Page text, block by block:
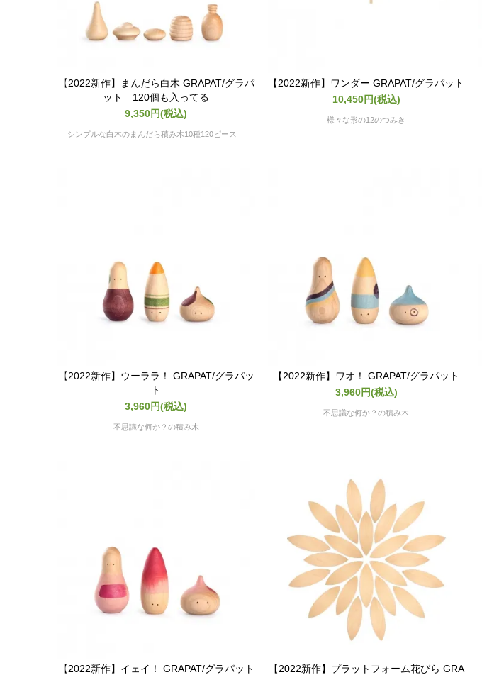
【2022新作】まんだら白木 GRAPAT/グラパ
ット 120個も入ってる
9,350円(税込)
シンプルな白木のまんだら積み木10種120ピース
【2022新作】ワンダー GRAPAT/グラパット
10,450円(税込)
様々な形の12のつみき
【2022新作】ウーララ！ GRAPAT/グラパッ
ト
3,960円(税込)
不思議な何か？の積み木
【2022新作】ワオ！ GRAPAT/グラパット
3,960円(税込)
不思議な何か？の積み木
【2022新作】イェイ！ GRAPAT/グラパット 【2022新作】プラットフォーム花びら GRA